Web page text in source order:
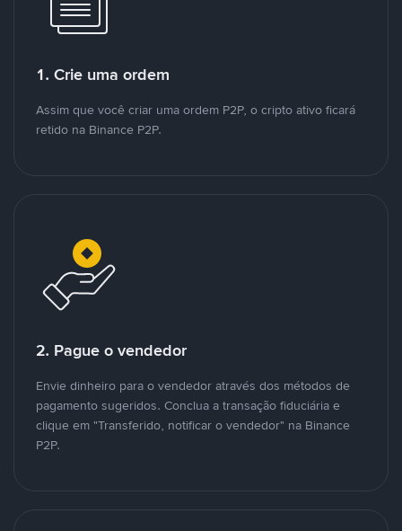
1. Crie uma ordem
Assim que você criar uma ordem P2P, o cripto ativo ficará
retido na Binance P2P.
2. Pague o vendedor
Envie dinheiro para o vendedor através dos métodos de
pagamento sugeridos. Conclua a transação fiduciária e
clique em "Transferido, notificar o vendedor" na Binance
P2P.